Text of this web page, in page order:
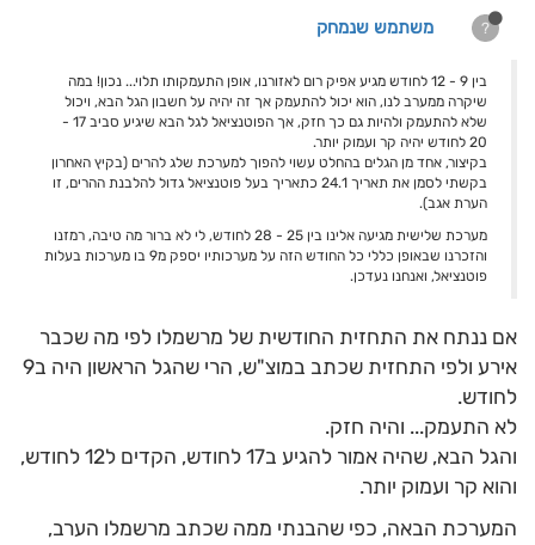
? משתמש שנמחק
בין 9 - 12 לחודש מגיע אפיק רום לאזורנו, אופן התעמקותו תלוי... נכון! במה
שיקרה ממערב לנו, הוא יכול להתעמק אך זה יהיה על חשבון הגל הבא, ויכול
שלא להתעמק ולהיות גם כך חזק, אך הפוטנציאל לגל הבא שיגיע סביב 17 -
20 לחודש יהיה קר ועמוק יותר.
בקיצור, אחד מן הגלים בהחלט עשוי להפוך למערכת שלג להרים (בקיץ האחרון
בקשתי לסמן את תאריך 24.1 כתאריך בעל פוטנציאל גדול להלבנת ההרים, זו
הערת אגב).
מערכת שלישית מגיעה אלינו בין 25 - 28 לחודש, לי לא ברור מה טיבה, רמזנו
והזכרנו שבאופן כללי כל החודש הזה על מערכותיו יספק מ9 בו מערכות בעלות
פוטנציאל, ואנחנו נעדכן.
אם ננתח את התחזית החודשית של מרשמלו לפי מה שכבר
אירע ולפי התחזית שכתב במוצ"ש, הרי שהגל הראשון היה ב9
לחודש.
לא התעמק... והיה חזק.
והגל הבא, שהיה אמור להגיע ב17 לחודש, הקדים ל12 לחודש,
והוא קר ועמוק יותר.
המערכת הבאה, כפי שהבנתי ממה שכתב מרשמלו הערב,